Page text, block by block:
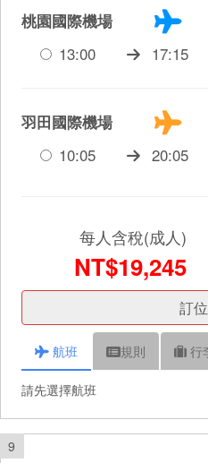
桃園國際機場
13:00
17:15
羽田國際機場
10:05
20:05
每人含稅(成人)
NT$19,245
訂位
航班 規則 行
請先選擇航班
9